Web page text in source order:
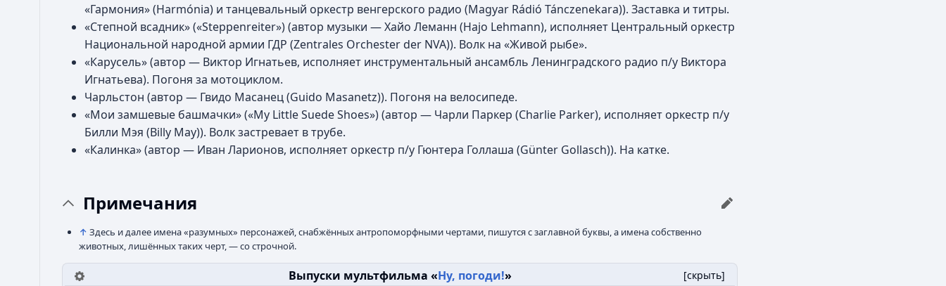
«Гармония» (Harmónia) и танцевальный оркестр венгерского радио (Magyar Rádió Tánczenekara)). Заставка и титры.
«Степной всадник» («Steppenreiter») (автор музыки — Хайо Леманн (Hajo Lehmann), исполняет Центральный оркестр
Национальной народной армии ГДР (Zentrales Orchester der NVA)). Волк на «Живой рыбе».
«Карусель» (автор — Виктор Игнатьев, исполняет инструментальный ансамбль Ленинградского радио п/у Виктора
Игнатьева). Погоня за мотоциклом.
Чарльстон (автор — Гвидо Масанец (Guido Masanetz)). Погоня на велосипеде.
«Мои замшевые башмачки» («My Little Suede Shoes») (автор — Чарли Паркер (Charlie Parker), исполняет оркестр п/у
Билли Мэя (Billy May)). Волк застревает в трубе.
«Калинка» (автор — Иван Ларионов, исполняет оркестр п/у Гюнтера Голлаша (Günter Gollasch)). На катке.
Примечания
↑ Здесь и далее имена «разумных» персонажей, снабжённых антропоморфными чертами, пишутся с заглавной буквы, а имена собственно
животных, лишённых таких черт, — со строчной.
[скрыть]
Выпуски мультфильма «Ну, погоди!»